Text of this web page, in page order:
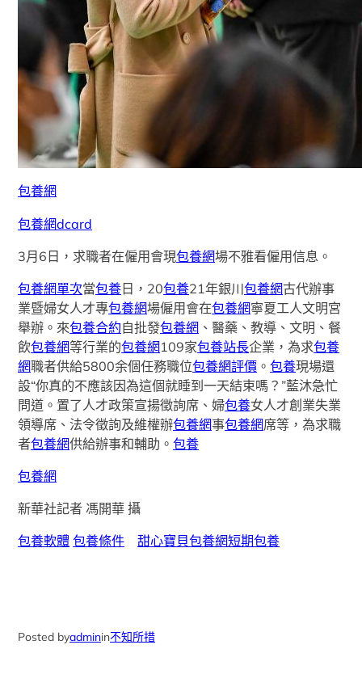
包養網
包養網dcard
3月6日，求職者在僱用會現包養網場不雅看僱用信息。
包養網單次當包養日，20包養21年銀川包養網古代辦事
業暨婦女人才專包養網場僱用會在包養網寧夏工人文明宮
舉辦。來包養合約自批發包養網 、醫藥、教導、文明、餐
飲包養網等行業的包養網109家包養站長企業，為求包養
網職者供給5800余個任務職位包養網評價 。包養現場還
設“你真的不應該因為這個就睡到一天結束嗎？”藍沐急忙
問道。置了人才政策宣揚徵詢席、婦包養女人才創業失業
領導席、法令徵詢及維權辦包養網事包養網席等，為求職
者包養網供給辦事和輔助。包養
包養網
新華社記者 馮開華 攝
包養軟體 包養條件 甜心寶貝包養網短期包養
Posted byadminin不知所措